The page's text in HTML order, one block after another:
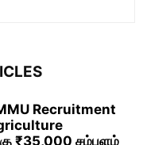
Recruitment
₹35,000 சம்பளம்